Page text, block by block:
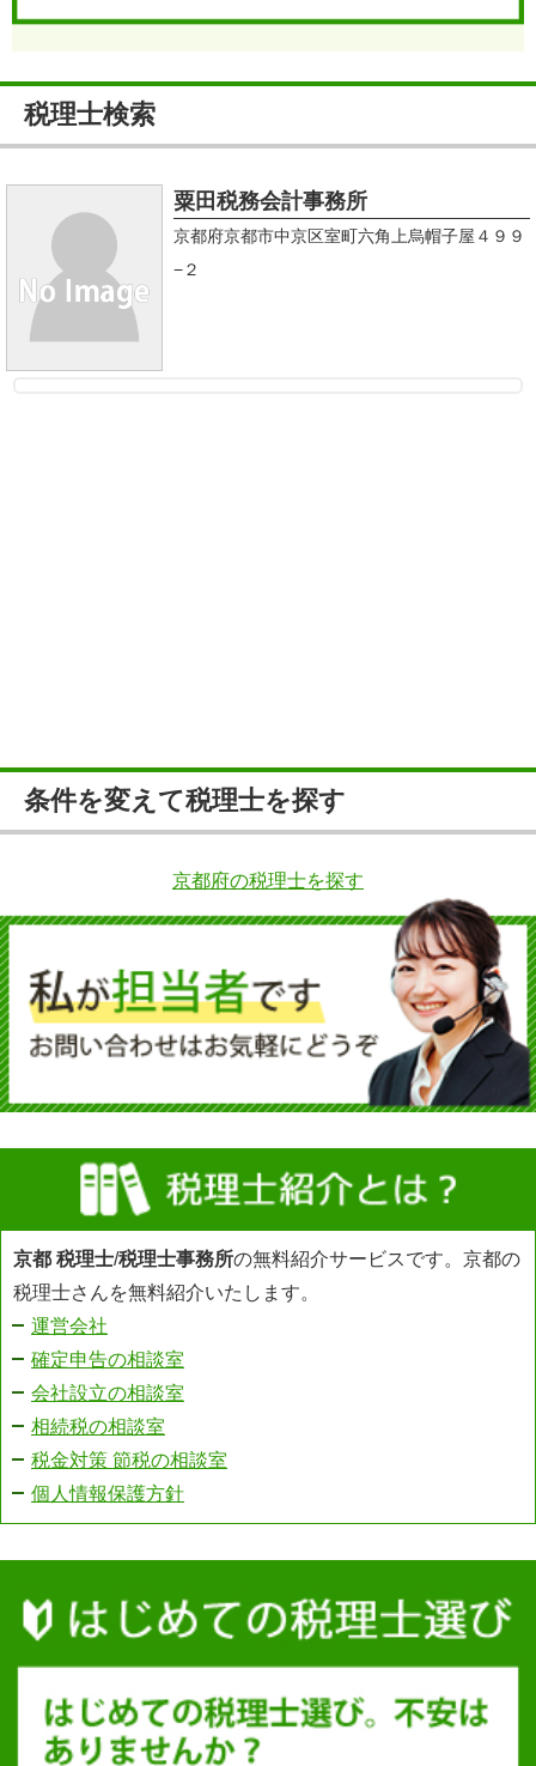
税理士検索
粟田税務会計事務所
京都府京都市中京区室町六角上烏帽子屋４９９
−２
条件を変えて税理士を探す
京都府の税理士を探す
京都 税理士/税理士事務所の無料紹介サービスです。京都の
税理士さんを無料紹介いたします。
運営会社
確定申告の相談室
会社設立の相談室
相続税の相談室
税金対策 節税の相談室
個人情報保護方針